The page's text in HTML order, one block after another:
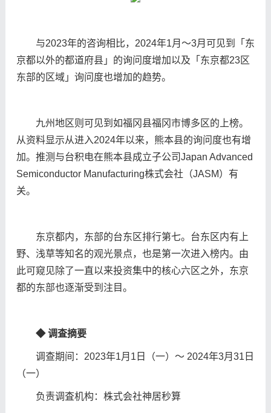
与2023年的咨询相比，2024年1月〜3月可见到「东
京都以外的都道府县」的询问度增加以及「东京都23区
东部的区域」询问度也增加的趋势。
九州地区则可见到如福冈县福冈市博多区的上榜。
从资料显示从进入2024年以来，熊本县的询问度也有增
加。推测与台积电在熊本县成立子公司Japan Advanced
Semiconductor Manufacturing株式会社（JASM）有
关。
东京都内，东部的台东区排行第七。台东区内有上
野、浅草等知名的观光景点，也是第一次进入榜内。由
此可窥见除了一直以来投资集中的核心六区之外，东京
都的东部也逐渐受到注目。
◆ 调査摘要
调查期间：2023年1月1日（一）～ 2024年3月31日
（一）
负责调査机构：株式会社神居秒算